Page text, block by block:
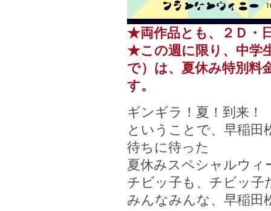
★両作品とも、２Ｄ・
★この週に限り、中学
で）は、夏休み特別料
す。
ギンギラ！夏！到来！
ということで、早稲田
待ちに待った
夏休みスペシャルウ
チビッ子も、チビッ子
みんなみんな、早稲田